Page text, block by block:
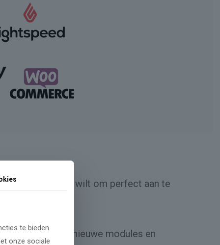
design
wilt om perfect aan te
dagelijks nieuwe modules en
te bieden
onze sociale